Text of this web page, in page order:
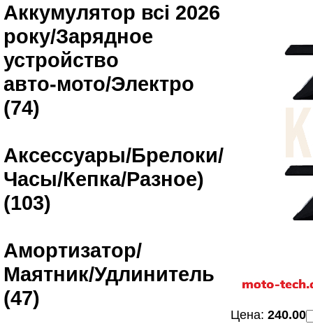
Аккумулятор всі 2026
року/Зарядное
устройство
авто-мото/Электро
(74)
Аксессуары/Брелоки/
Часы/Кепка/Разное)
(103)
Амортизатор/
Маятник/Удлинитель
(47)
Цена: 240.00